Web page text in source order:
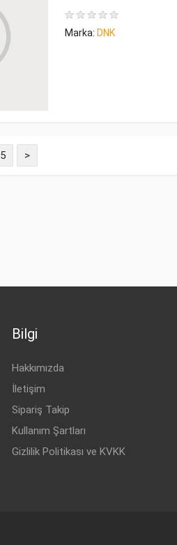
Marka: DNK
5 >
Bilgi
Hakkımızda
İletişim
Sipariş Takip
Kullanım Şartları
Gizlilik Politikası ve KVKK